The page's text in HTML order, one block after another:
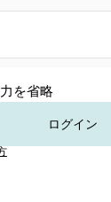
を省略
ログイン